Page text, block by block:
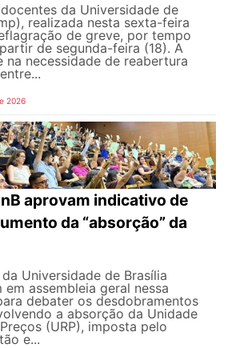
da Universidade de
realizada nesta sexta-feira
de greve, por tempo
de segunda-feira (18). A
na necessidade de reabertura
2026
aprovam indicativo de
da “absorção” da
Universidade de Brasília
em assembleia geral nessa
debater os desdobramentos
a absorção da Unidade
(URP), imposta pelo
e...